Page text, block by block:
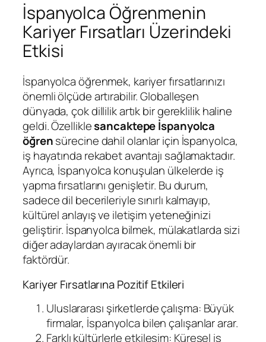
İspanyolca Öğrenmenin
Kariyer Fırsatları Üzerindeki
Etkisi
İspanyolca öğrenmek, kariyer fırsatlarınızı
önemli ölçüde artırabilir. Globalleşen
dünyada, çok dillilik artık bir gereklilik haline
geldi. Özelliklesancaktepe İspanyolca
öğrensürecine dahil olanlar için İspanyolca,
iş hayatında rekabet avantajı sağlamaktadır.
Ayrıca, İspanyolca konuşulan ülkelerde iş
yapma fırsatlarını genişletir. Bu durum,
sadece dil becerileriyle sınırlı kalmayıp,
kültürel anlayış ve iletişim yeteneğinizi
geliştirir. İspanyolca bilmek, mülakatlarda sizi
diğer adaylardan ayıracak önemli bir
faktördür.
Kariyer Fırsatlarına Pozitif Etkileri
Uluslararası şirketlerde çalışma: Büyük
firmalar, İspanyolca bilen çalışanlar arar.
Farklı kültürlerle etkileşim: Küresel iş